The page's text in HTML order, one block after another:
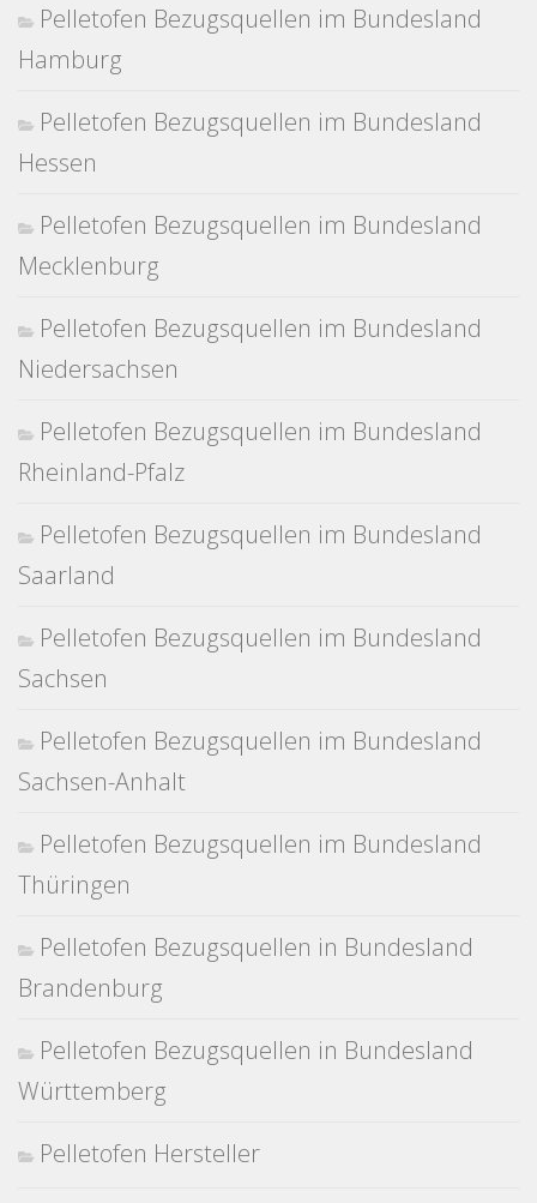
Pelletofen Bezugsquellen im Bundesland
Hamburg
Pelletofen Bezugsquellen im Bundesland
Hessen
Pelletofen Bezugsquellen im Bundesland
Mecklenburg
Pelletofen Bezugsquellen im Bundesland
Niedersachsen
Pelletofen Bezugsquellen im Bundesland
Rheinland-Pfalz
Pelletofen Bezugsquellen im Bundesland
Saarland
Pelletofen Bezugsquellen im Bundesland
Sachsen
Pelletofen Bezugsquellen im Bundesland
Sachsen-Anhalt
Pelletofen Bezugsquellen im Bundesland
Thüringen
Pelletofen Bezugsquellen in Bundesland
Brandenburg
Pelletofen Bezugsquellen in Bundesland
Württemberg
Pelletofen Hersteller